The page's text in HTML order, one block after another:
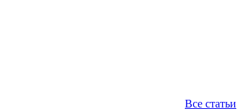
Все статьи